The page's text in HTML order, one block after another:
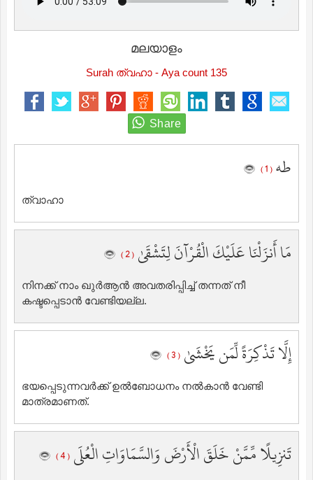
മലയാളം
Surah ത്വഹാ - Aya count 135
طه ( 1 )
ത്വാഹാ
مَا أَنزَلْنَا عَلَيْكَ الْقُرْآنَ لِتَشْقَىٰ ( 2 )
നിനക്ക് നാം ഖുര്‍ആന്‍ അവതരിപ്പിച്ച് തന്നത് നീ
കഷ്ടപ്പെടാന്‍ വേണ്ടിയല്ല.
إِلَّا تَذْكِرَةً لِّمَن يَخْشَىٰ ( 3 )
ഭയപ്പെടുന്നവര്‍ക്ക് ഉല്‍ബോധനം നല്‍കാന്‍ വേണ്ടി
മാത്രമാണത്‌.
تَنزِيلًا مِّمَّنْ خَلَقَ الْأَرْضَ وَالسَّمَاوَاتِ الْعُلَى ( 4 )